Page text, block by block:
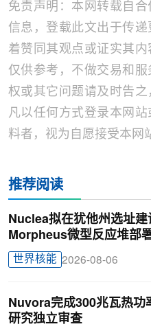
免责声明：本网转载自
信息，登载此文出于传
着赞同其观点或证实其
仅供参考，不做交易和
权或其它问题请及时告之
凡以任何方式登录本网
料者，视为自愿接受本网
推荐阅读
Nuclea拟在犹他州选址
Morpheus微型反应堆部
世界核能 2026-08-06
Nuvora完成300兆瓦热功
研究独立审查